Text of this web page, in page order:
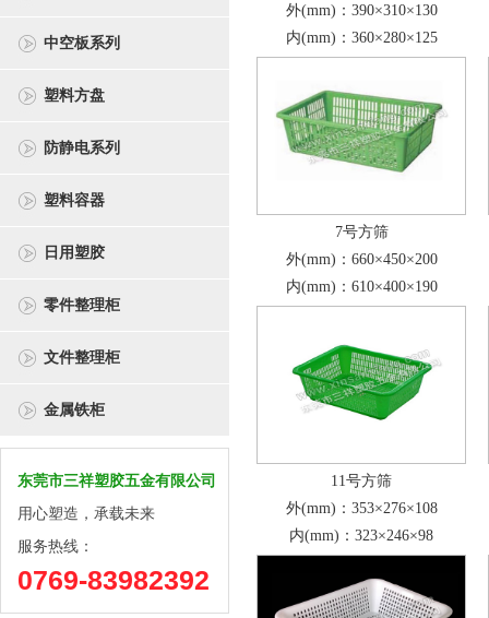
中空板系列
塑料方盘
防静电系列
塑料容器
日用塑胶
零件整理柜
文件整理柜
金属铁柜
东莞市三祥塑胶五金有限公司
用心塑造，承载未来
服务热线：
0769-83982392
外(mm)：390×310×130
内(mm)：360×280×125
7号方筛
外(mm)：660×450×200
内(mm)：610×400×190
11号方筛
外(mm)：353×276×108
内(mm)：323×246×98